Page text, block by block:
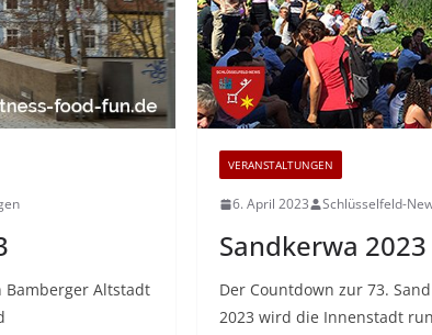
Bamberger Altstadt
VERANSTALTUNGEN
6. April 2023 Schlüsselfeld-
Sandkerwa
Der Countdown zur 73.
2023 wird die Innenstadt